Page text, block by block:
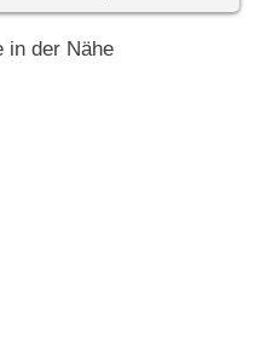
in der Nähe